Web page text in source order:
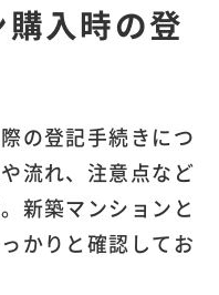
入時の登
の登記手続きにつ
流れ、注意点など
新築マンションと
かりと確認してお